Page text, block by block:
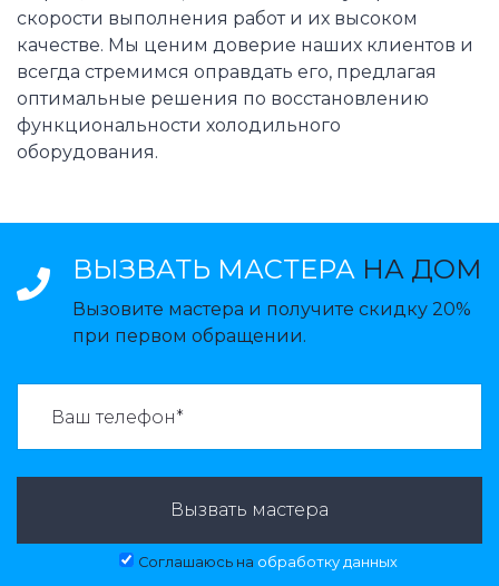
скорости выполнения работ и их высоком
качестве. Мы ценим доверие наших клиентов и
всегда стремимся оправдать его, предлагая
оптимальные решения по восстановлению
функциональности холодильного
оборудования.
ВЫЗВАТЬ МАСТЕРА НА ДОМ
Вызовите мастера и получите скидку 20%
при первом обращении.
Вызвать мастера
Соглашаюсь на обработку данных